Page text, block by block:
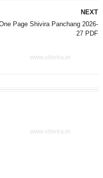
NEXT
Page Shivira Panchang 2026-
27 PDF
www.shivira.in
www.shivira.in